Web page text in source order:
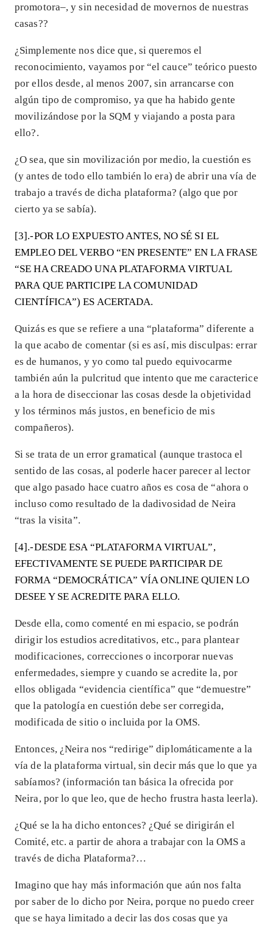
promotora–, y sin necesidad de movernos de nuestras
casas??
¿Simplemente nos dice que, si queremos el
reconocimiento, vayamos por “el cauce” teórico puesto
por ellos desde, al menos 2007, sin arrancarse con
algún tipo de compromiso, ya que ha habido gente
movilizándose por la SQM y viajando a posta para
ello?.
¿O sea, que sin movilización por medio, la cuestión es
(y antes de todo ello también lo era) de abrir una vía de
trabajo a través de dicha plataforma? (algo que por
cierto ya se sabía).
[3].-POR LO EXPUESTO ANTES, NO SÉ SI EL
EMPLEO DEL VERBO “EN PRESENTE” EN LA FRASE
“SE HA CREADO UNA PLATAFORMA VIRTUAL
PARA QUE PARTICIPE LA COMUNIDAD
CIENTÍFICA”) ES ACERTADA.
Quizás es que se refiere a una “plataforma” diferente a
la que acabo de comentar (si es así, mis disculpas: errar
es de humanos, y yo como tal puedo equivocarme
también aún la pulcritud que intento que me caracterice
a la hora de diseccionar las cosas desde la objetividad
y los términos más justos, en beneficio de mis
compañeros).
Si se trata de un error gramatical (aunque trastoca el
sentido de las cosas, al poderle hacer parecer al lector
que algo pasado hace cuatro años es cosa de “ahora o
incluso como resultado de la dadivosidad de Neira
“tras la visita”.
[4].-DESDE ESA “PLATAFORMA VIRTUAL”,
EFECTIVAMENTE SE PUEDE PARTICIPAR DE
FORMA “DEMOCRÁTICA” VÍA ONLINE QUIEN LO
DESEE Y SE ACREDITE PARA ELLO.
Desde ella, como comenté en mi espacio, se podrán
dirigir los estudios acreditativos, etc., para plantear
modificaciones, correcciones o incorporar nuevas
enfermedades, siempre y cuando se acredite la, por
ellos obligada “evidencia científica” que “demuestre”
que la patología en cuestión debe ser corregida,
modificada de sitio o incluida por la OMS.
Entonces, ¿Neira nos “redirige” diplomáticamente a la
vía de la plataforma virtual, sin decir más que lo que ya
sabíamos? (información tan básica la ofrecida por
Neira, por lo que leo, que de hecho frustra hasta leerla).
¿Qué se la ha dicho entonces? ¿Qué se dirigirán el
Comité, etc. a partir de ahora a trabajar con la OMS a
través de dicha Plataforma?…
Imagino que hay más información que aún nos falta
por saber de lo dicho por Neira, porque no puedo creer
que se haya limitado a decir las dos cosas que ya